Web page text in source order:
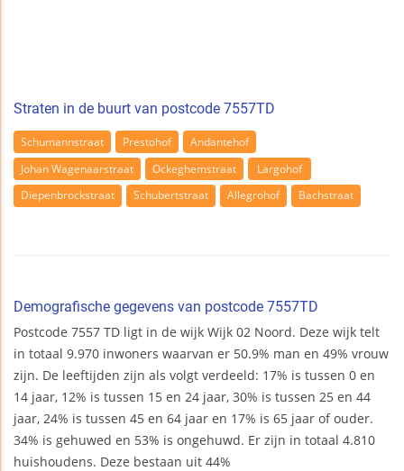
Straten in de buurt van postcode 7557TD
Schumannstraat Prestohof
Andantehof
Johan Wagenaarstraat
Ockeghemstraat
Largohof
Diepenbrockstraat
Schubertstraat Allegrohof Bachstraat
Demografische gegevens van postcode 7557TD
Postcode 7557 TD ligt in de wijk Wijk 02 Noord. Deze wijk telt
in totaal 9.970 inwoners waarvan er 50.9% man en 49% vrouw
zijn. De leeftijden zijn als volgt verdeeld: 17% is tussen 0 en
14 jaar, 12% is tussen 15 en 24 jaar, 30% is tussen 25 en 44
jaar, 24% is tussen 45 en 64 jaar en 17% is 65 jaar of ouder.
34% is gehuwed en 53% is ongehuwd. Er zijn in totaal 4.810
huishoudens. Deze bestaan uit 44%